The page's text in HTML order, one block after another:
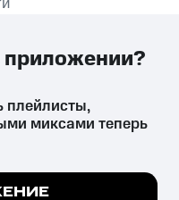
причиняет вред здоровью,
установленную
сайте все
плейлисты,
миксами теперь